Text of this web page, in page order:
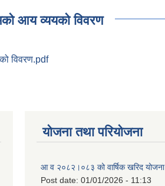
आय व्ययको विवरण
विवरण.pdf
योजना तथा परियोजना
आ व २०८२।०८३ को वार्षिक खरिद योजना
Post date: 01/01/2026 - 11:13